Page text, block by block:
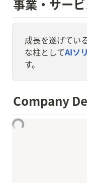
事業・サー
成長を遂げてい
な柱としてAIソ
す。
Company